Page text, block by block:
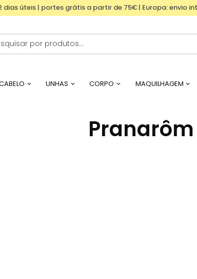
dias úteis | portes grátis a partir de 75€ | Europa: envio
UNHAS CORPO MAQUILHAGEM
Pranarôm